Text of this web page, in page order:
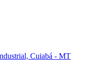
Cuiabá - MT